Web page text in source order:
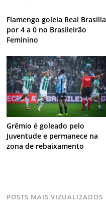
Flamengo goleia Real Brasília
por 4 a 0 no Brasileirão
Feminino
Grêmio é goleado pelo
Juventude e permanece na
zona de rebaixamento
POSTS MAIS VIZUALIZADOS